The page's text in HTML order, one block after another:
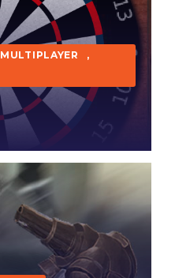
MULTIPLAYER
,